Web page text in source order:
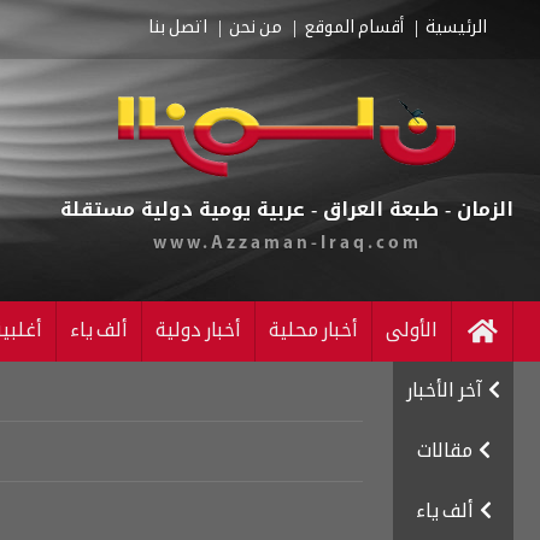
الرئيسية أقسام الموقع من نحن اتصل بنا
الزمان - طبعة العراق - عربية يومية دولية مستقلة
www.Azzaman-Iraq.com
الأولى أخبار محلية أخبار دولية ألف ياء
آخر الأخبار
مقالات
ألف ياء